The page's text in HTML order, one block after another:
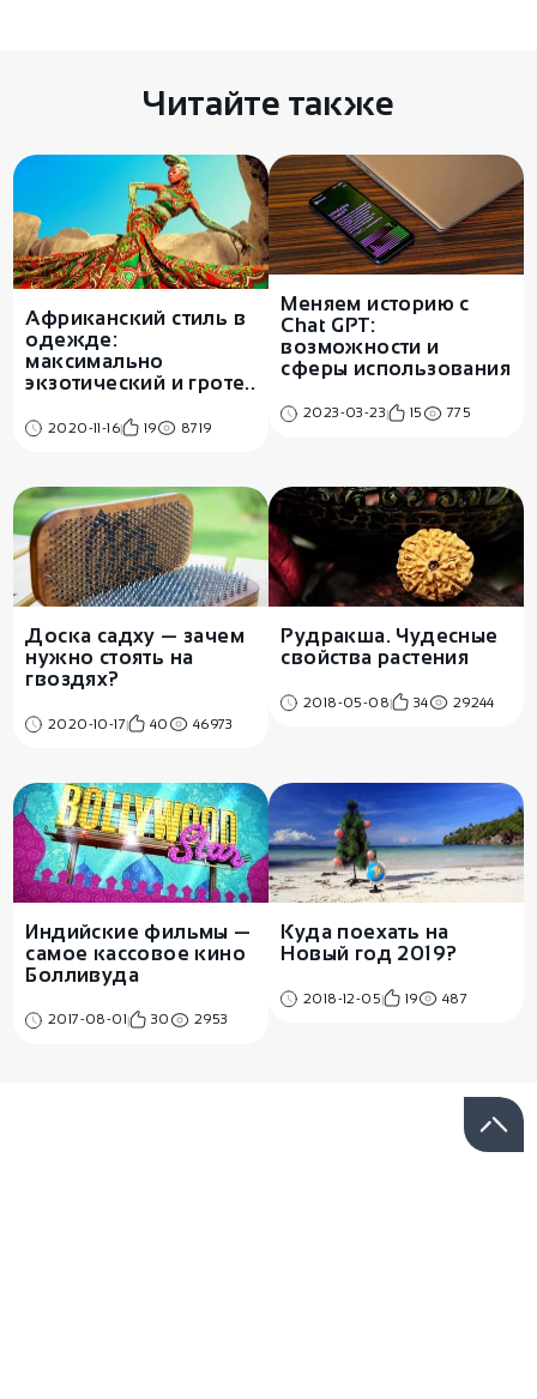
Читайте также
Африканский стиль в
одежде:
максимально
экзотический и гроте..
2020-11-16 19 8719
Меняем историю с
Chat GPT:
возможности и
сферы использования
2023-03-23 15 775
Доска садху — зачем
нужно стоять на
гвоздях?
2020-10-17 40 46973
Рудракша. Чудесные
свойства растения
2018-05-08 34 29244
Индийские фильмы —
самое кассовое кино
Болливуда
2017-08-01 30 2953
Куда поехать на
Новый год 2019?
2018-12-05 19 487